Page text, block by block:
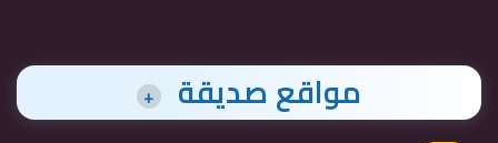
مواقع صديقة +